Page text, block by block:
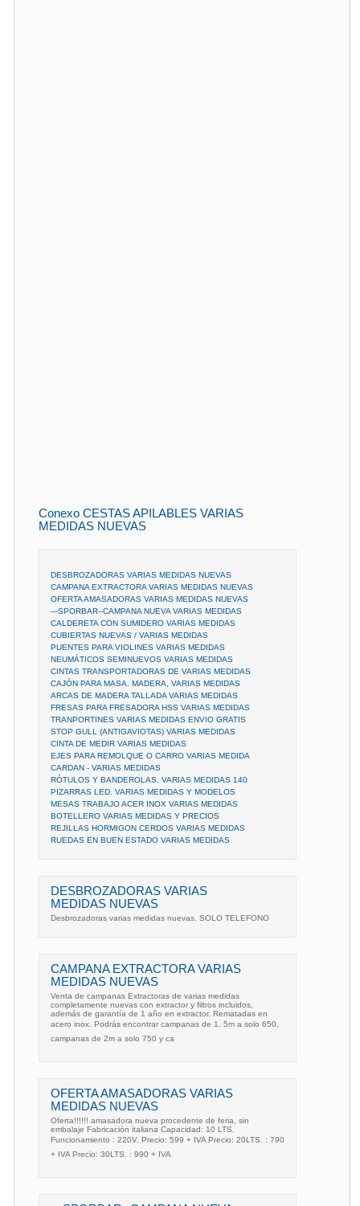
Conexo CESTAS APILABLES VARIAS
MEDIDAS NUEVAS
DESBROZADORAS VARIAS MEDIDAS NUEVAS
CAMPANA EXTRACTORA VARIAS MEDIDAS NUEVAS
OFERTA AMASADORAS VARIAS MEDIDAS NUEVAS
---SPORBAR--CAMPANA NUEVA VARIAS MEDIDAS
CALDERETA CON SUMIDERO VARIAS MEDIDAS
CUBIERTAS NUEVAS / VARIAS MEDIDAS
PUENTES PARA VIOLINES VARIAS MEDIDAS
NEUMÁTICOS SEMINUEVOS VARIAS MEDIDAS
CINTAS TRANSPORTADORAS DE VARIAS MEDIDAS
CAJÓN PARA MASA. MADERA, VARIAS MEDIDAS
ARCAS DE MADERA TALLADA VARIAS MEDIDAS
FRESAS PARA FRESADORA HSS VARIAS MEDIDAS
TRANPORTINES VARIAS MEDIDAS ENVIO GRATIS
STOP GULL (ANTIGAVIOTAS) VARIAS MEDIDAS
CINTA DE MEDIR VARIAS MEDIDAS
EJES PARA REMOLQUE O CARRO VARIAS MEDIDA
CARDAN - VARIAS MEDIDAS
RÓTULOS Y BANDEROLAS. VARIAS MEDIDAS 140
PIZARRAS LED. VARIAS MEDIDAS Y MODELOS
MESAS TRABAJO ACER INOX VARIAS MEDIDAS
BOTELLERO VARIAS MEDIDAS Y PRECIOS
REJILLAS HORMIGON CERDOS VARIAS MEDIDAS
RUEDAS EN BUEN ESTADO VARIAS MEDIDAS
DESBROZADORAS VARIAS
MEDIDAS NUEVAS
Desbrozadoras varias medidas nuevas. SOLO TELEFONO
CAMPANA EXTRACTORA VARIAS
MEDIDAS NUEVAS
Venta de campanas Extractoras de varias medidas
completamente nuevas con extractor y filtros incluidos,
además de garantía de 1 año en extractor. Rematadas en
acero inox. Podrás encontrar campanas de 1. 5m a solo 650,
campanas de 2m a solo 750 y ca
OFERTA AMASADORAS VARIAS
MEDIDAS NUEVAS
Oferta!!!!!! amasadora nueva procedente de feria, sin
embalaje Fabricación italiana Capacidad: 10 LTS.
Funcionamiento : 220V. Precio: 599 + IVA Precio: 20LTS. : 790
+ IVA Precio: 30LTS. : 990 + IVA